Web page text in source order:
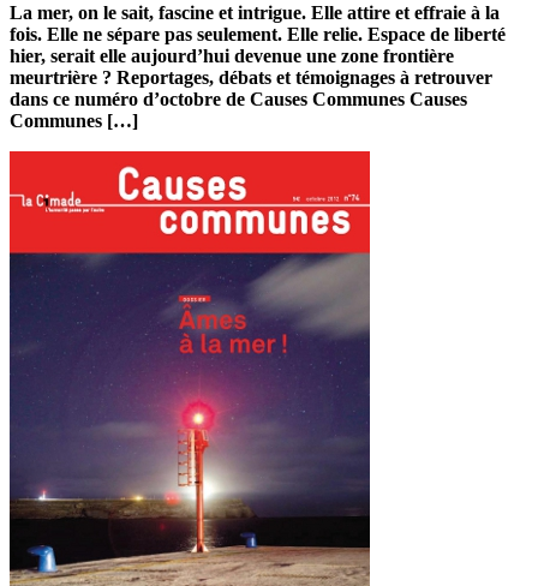
La mer, on le sait, fascine et intrigue. Elle attire et effraie à la
fois. Elle ne sépare pas seulement. Elle relie. Espace de liberté
hier, serait elle aujourd’hui devenue une zone frontière
meurtrière ? Reportages, débats et témoignages à retrouver
dans ce numéro d’octobre de Causes Communes Causes
Communes […]